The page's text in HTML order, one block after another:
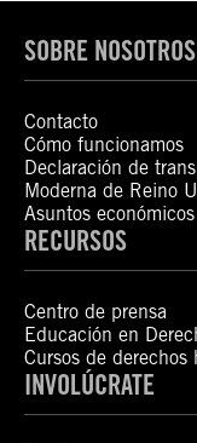
SOBRE NOSOTROS
Contacto
Cómo funcionamos
Declaración de
Moderna de Reino
Asuntos económicos
RECURSOS
Centro de prensa
Educación en
Cursos de derechos
INVOLÚCRATE